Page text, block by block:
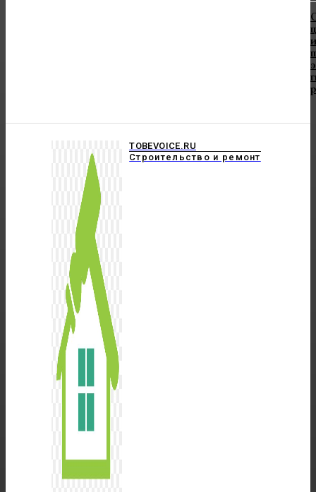
TOBEVOICE.RU
Строительство и ремонт